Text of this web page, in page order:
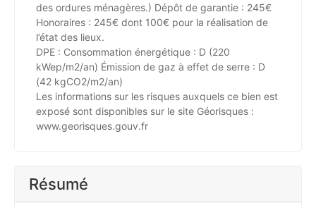
des ordures ménagères.) Dépôt de garantie : 245€
Honoraires : 245€ dont 100€ pour la réalisation de
l’état des lieux.
DPE : Consommation énergétique : D (220
kWep/m2/an) Émission de gaz à effet de serre : D
(42 kgCO2/m2/an)
Les informations sur les risques auxquels ce bien est
exposé sont disponibles sur le site Géorisques :
www.georisques.gouv.fr
Résumé